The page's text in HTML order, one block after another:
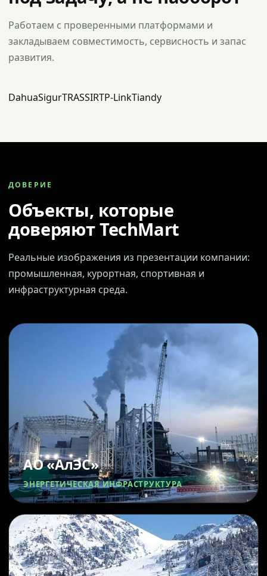
Работаем с проверенными платформами и
закладываем совместимость, сервисность и запас
развития.
DahuaSigurTRASSIRTP-LinkTiandy
ДОВЕРИЕ
Объекты, которые
доверяют TechMart
Реальные изображения из презентации компании:
промышленная, курортная, спортивная и
инфраструктурная среда.
АО «АлЭС»
ЭНЕРГЕТИЧЕСКАЯ ИНФРАСТРУКТУРА